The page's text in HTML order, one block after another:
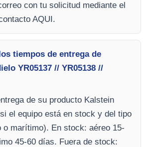
con tu solicitud mediante el
AQUI.
tiempos de entrega de
YR05137 // YR05138 //
de su producto Kalstein
el equipo está en stock y del tipo
o marítimo). En stock: aéreo 15-
45-60 días. Fuera de stock: